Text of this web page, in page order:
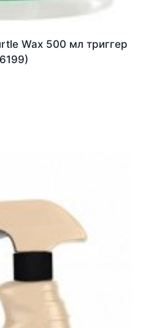
Wax 500 мл триггер